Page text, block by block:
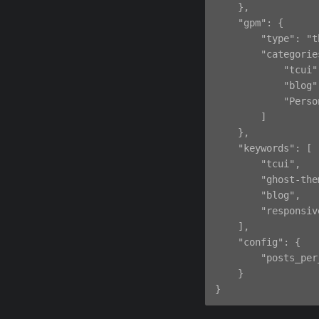
    },
    "gpm": {
"type":
        ]
    },
    "keywords": [
        "tcui",
"ghost-
        "blog",
    ],
    "config": {
    }